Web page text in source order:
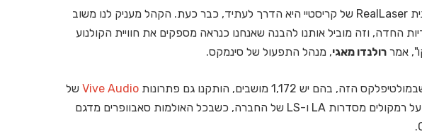
בטוחים שטכנולוגיית התאורה הקניינית RealLaser של קריסטיי היא הדרך לעתיד, כבר כעת. הקהל מעניק לנו משוב
החדה, וזה מוביל אותנו להבנה שאנחנו כנראה מספקים את חוויית הקולנוע
אמר רולנדו מאגי, מנהל התפעול של סינמקס.
Vive Audio של
קריסטיי בתצורות שונות המבוססות על רמקולים מסדרות LA ו-LS של החברה, כשבכל האולמות סאבוופרים מדגם